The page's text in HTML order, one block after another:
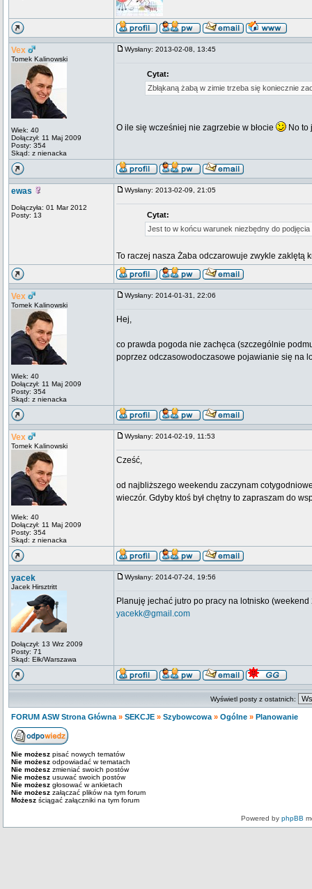
Vex
Tomek Kalinowski
Wiek: 40
Dołączył: 11 Maj 2009
Posty: 354
Skąd: z nienacka
Wysłany: 2013-02-08, 13:45
Cytat:
Zbłąkaną żabą w zimie trzeba się koniecznie
O ile się wcześniej nie zagrzebie w błocie No to
ewas
Dołączyła: 01 Mar 2012
Posty: 13
Wysłany: 2013-02-09, 21:05
Cytat:
Jest to w końcu warunek niezbędny do
To raczej nasza Żaba odczarowuje zwykle zaklętą
Vex
Tomek Kalinowski
Wiek: 40
Dołączył: 11 Maj 2009
Posty: 354
Skąd: z nienacka
Wysłany: 2014-01-31, 22:06
Hej,
co prawda pogoda nie zachęca (szczególnie
poprzez odczasowodoczasowe pojawianie się na
Vex
Tomek Kalinowski
Wiek: 40
Dołączył: 11 Maj 2009
Posty: 354
Skąd: z nienacka
Wysłany: 2014-02-19, 11:53
Cześć,
od najbliższego weekendu zaczynam
wieczór. Gdyby ktoś był chętny to zapraszam do
yacek
Jacek Hirsztritt
Dołączył: 13 Wrz 2009
Posty: 71
Skąd: Ełk/Warszawa
Wysłany: 2014-07-24, 19:56
Planuję jechać jutro po pracy na lotnisko
yacekk@gmail.com
Wyświetl posty z ostatnich:
FORUM ASW Strona Główna » SEKCJE » Szybowcowa » Ogólne » Planowanie
Nie możesz pisać nowych tematów
Nie możesz odpowiadać w tematach
Nie możesz zmieniać swoich postów
Nie możesz usuwać swoich postów
Nie możesz głosować w ankietach
Nie możesz załączać plików na tym forum
Możesz ściągać załączniki na tym forum
Powered by phpBB